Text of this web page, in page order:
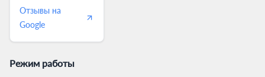
Отзывы на
Google
Режим работы